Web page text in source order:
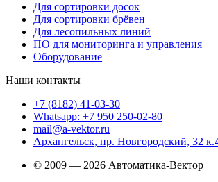
Для сортировки досок
Для сортировки брёвен
Для лесопильных линий
ПО для мониторинга и управления
Оборудование
Наши контакты
+7 (8182) 41-03-30
Whatsapp: +7 950 250-02-80
mail@a-vektor.ru
Архангельск, пр. Новгородский, 32
© 2009 — 2026 Автоматика-Вектор